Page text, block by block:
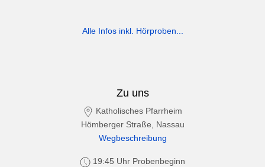
Alle Infos inkl. Hörproben...
Zu uns
Katholisches Pfarrheim
Hömberger Straße, Nassau
Wegbeschreibung
19:45 Uhr Probenbeginn